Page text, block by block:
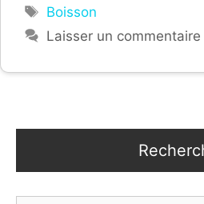
Étiquettes
Boisson
Laisser un commentaire